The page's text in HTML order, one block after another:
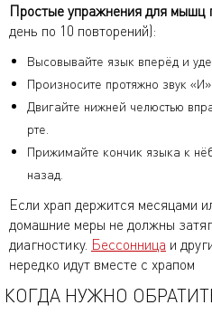
Простые упражнения для мышц
день по 10 повторений):
Высовывайте язык вперёд и
Произносите протяжно звук
Двигайте нижней челюстью
рте.
Прижимайте кончик языка к
назад.
Если храп держится месяцами
домашние меры не должны
диагностику. Бессонница и
нередко идут вместе с храпом
КОГДА НУЖНО